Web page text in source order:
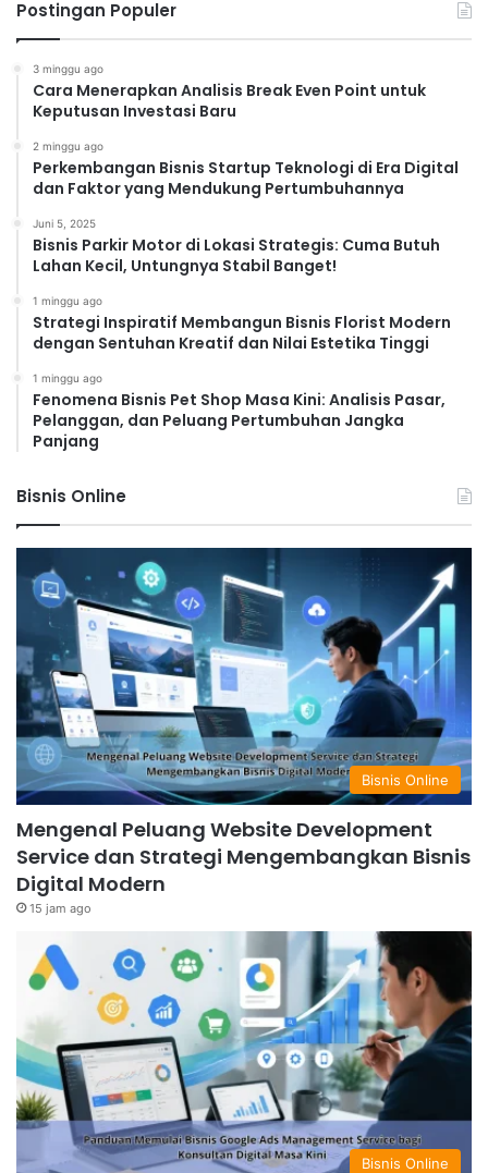
Postingan Populer
3 minggu ago
Cara Menerapkan Analisis Break Even Point untuk
Keputusan Investasi Baru
2 minggu ago
Perkembangan Bisnis Startup Teknologi di Era Digital
dan Faktor yang Mendukung Pertumbuhannya
Juni 5, 2025
Bisnis Parkir Motor di Lokasi Strategis: Cuma Butuh
Lahan Kecil, Untungnya Stabil Banget!
1 minggu ago
Strategi Inspiratif Membangun Bisnis Florist Modern
dengan Sentuhan Kreatif dan Nilai Estetika Tinggi
1 minggu ago
Fenomena Bisnis Pet Shop Masa Kini: Analisis Pasar,
Pelanggan, dan Peluang Pertumbuhan Jangka
Panjang
Bisnis Online
Bisnis Online
Mengenal Peluang Website Development
Service dan Strategi Mengembangkan Bisnis
Digital Modern
15 jam ago
Bisnis Online